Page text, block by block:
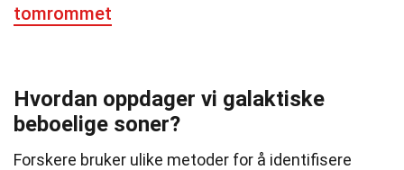
tomrommet
Hvordan oppdager vi galaktiske
beboelige soner?
Forskere bruker ulike metoder for å identifisere